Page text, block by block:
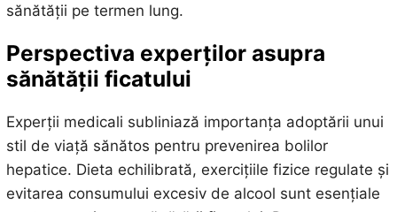
sănătății pe termen lung.
Perspectiva experților asupra
sănătății ficatului
Experții medicali subliniază importanța adoptării unui
stil de viață sănătos pentru prevenirea bolilor
hepatice. Dieta echilibrată, exercițiile fizice regulate și
evitarea consumului excesiv de alcool sunt esențiale